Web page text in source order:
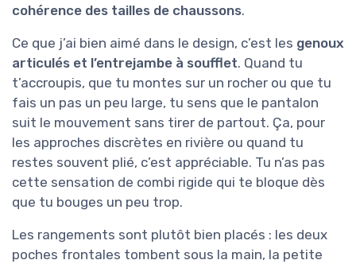
cohérence des tailles de chaussons.
Ce que j’ai bien aimé dans le design, c’est les genoux
articulés et l’entrejambe à soufflet. Quand tu
t’accroupis, que tu montes sur un rocher ou que tu
fais un pas un peu large, tu sens que le pantalon
suit le mouvement sans tirer de partout. Ça, pour
les approches discrètes en rivière ou quand tu
restes souvent plié, c’est appréciable. Tu n’as pas
cette sensation de combi rigide qui te bloque dès
que tu bouges un peu trop.
Les rangements sont plutôt bien placés : les deux
poches frontales tombent sous la main, la petite